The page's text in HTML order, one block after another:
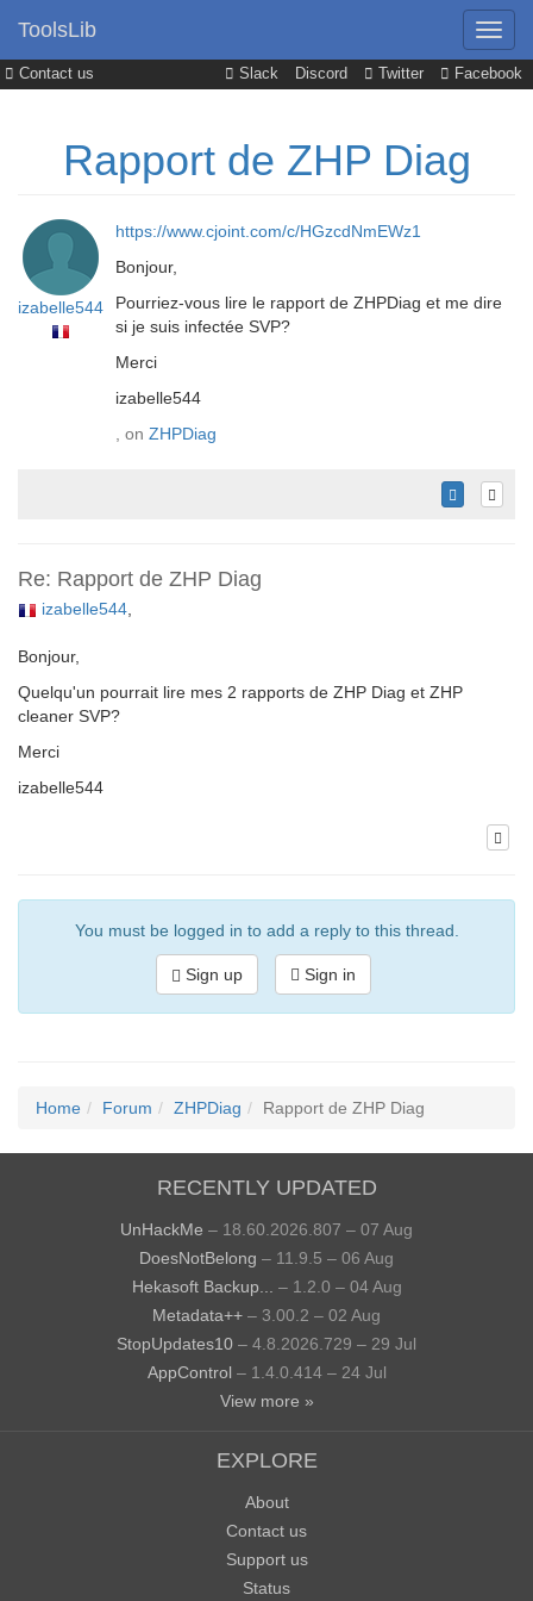
Contact us Slack Discord Twitter Facebook
ToolsLib
Rapport de ZHP Diag
izabelle544
https://www.cjoint.com/c/HGzcdNmEWz1
Bonjour,
Pourriez-vous lire le rapport de ZHPDiag et me dire
si je suis infectée SVP?
Merci
izabelle544
, on ZHPDiag
Re: Rapport de ZHP Diag
izabelle544,
Bonjour,
Quelqu'un pourrait lire mes 2 rapports de ZHP Diag et ZHP
cleaner SVP?
Merci
izabelle544
You must be logged in to add a reply to this thread.
Sign up Sign in
Home Forum ZHPDiag Rapport de ZHP Diag
RECENTLY UPDATED
UnHackMe – 18.60.2026.807 – 07 Aug
DoesNotBelong – 11.9.5 – 06 Aug
Hekasoft Backup...
– 1.2.0 – 04 Aug
Metadata++ – 3.00.2 – 02 Aug
StopUpdates10 – 4.8.2026.729 – 29 Jul
AppControl – 1.4.0.414 – 24 Jul
View more »
EXPLORE
About
Contact us
Support us
Status